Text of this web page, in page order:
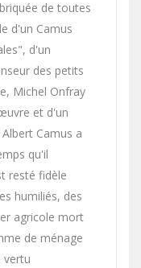
de toutes
d'un Camus
d'un
des petits
Michel Onfray
et d'un
Camus a
qu'il
resté fidèle
humiliés, des
agricole mort
de ménage
vertu